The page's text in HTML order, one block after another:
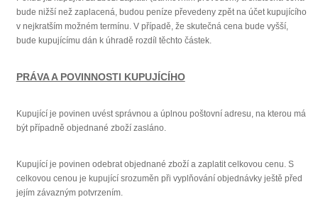
bude nižší než zaplacená, budou peníze převedeny zpět na účet kupujícího
v nejkratším možném termínu. V případě, že skutečná cena bude vyšší,
bude kupujícímu dán k úhradě rozdíl těchto částek.
PRÁVA A POVINNOSTI KUPUJÍCÍHO
Kupující je povinen uvést správnou a úplnou poštovní adresu, na kterou má
být případně objednané zboží zasláno.
Kupující je povinen odebrat objednané zboží a zaplatit celkovou cenu. S
celkovou cenou je kupující srozuměn při vyplňování objednávky ještě před
jejím závazným potvrzením.